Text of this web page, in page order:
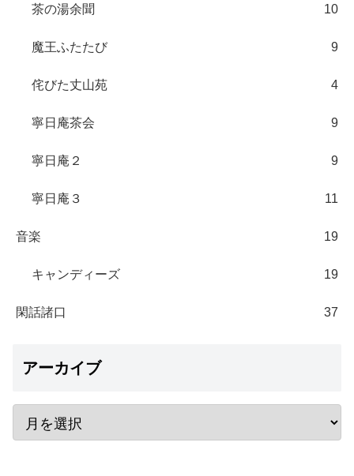
茶の湯余聞 10
魔王ふたたび 9
侘びた丈山苑 4
寧日庵茶会 9
寧日庵２ 9
寧日庵３ 11
音楽 19
キャンディーズ 19
閑話諸口 37
アーカイブ